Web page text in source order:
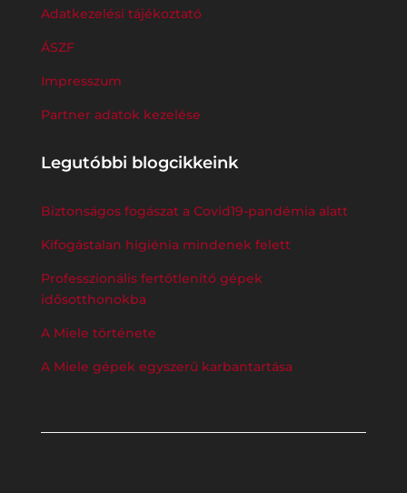
Adatkezelési tájékoztató
ÁSZF
Impresszum
Partner adatok kezelése
Legutóbbi blogcikkeink
Biztonságos fogászat a Covid19-pandémia alatt
Kifogástalan higiénia mindenek felett
Professzionális fertőtlenítő gépek
idősotthonokba
A Miele története
A Miele gépek egyszerű karbantartása